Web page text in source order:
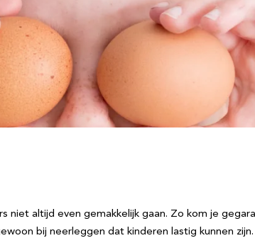
niet altijd even gemakkelijk gaan. Zo kom je
bij neerleggen dat kinderen lastig kunnen